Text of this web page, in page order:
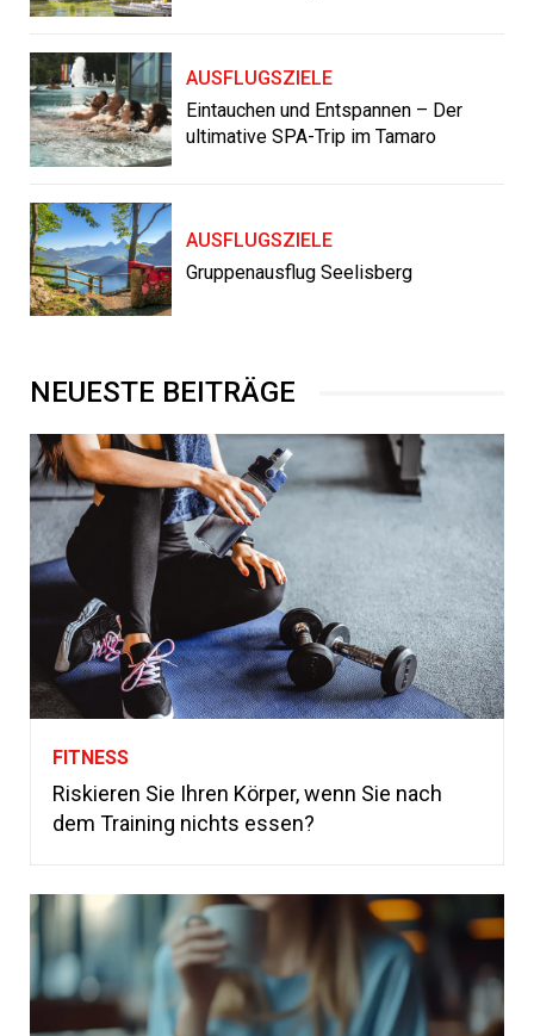
AUSFLUGSZIELE
Eintauchen und Entspannen – Der
ultimative SPA-Trip im Tamaro
AUSFLUGSZIELE
Gruppenausflug Seelisberg
NEUESTE BEITRÄGE
FITNESS
Riskieren Sie Ihren Körper, wenn Sie nach
dem Training nichts essen?